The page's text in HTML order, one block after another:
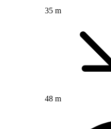
35 m
48 m